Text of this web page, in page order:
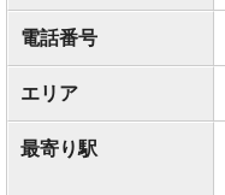
電話番号
エリア
最寄り駅